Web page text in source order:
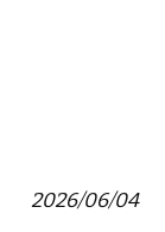
2026/06/04